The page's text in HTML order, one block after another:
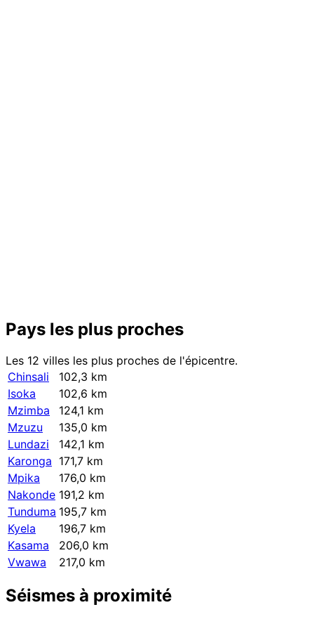
Pays les plus proches
Les 12 villes les plus proches de l'épicentre.
Chinsali
102,3 km
Isoka
102,6 km
Mzimba
124,1 km
Mzuzu
135,0 km
Lundazi
142,1 km
Karonga 171,7 km
Mpika
176,0 km
Nakonde 191,2 km
Tunduma 195,7 km
Kyela
196,7 km
Kasama
206,0 km
Vwawa
217,0 km
Séismes à proximité